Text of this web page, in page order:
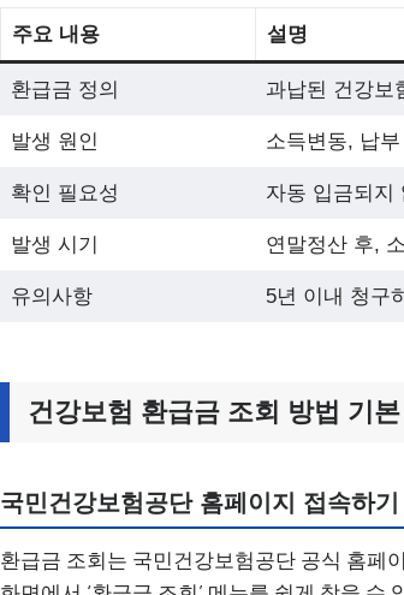
주요 내용 설명
환급금 정의 과납된 건강보
발생 원인 소득변동, 납
확인 필요성 자동 입금되지
발생 시기 연말정산 후,
유의사항 5년 이내 청구
건강보험 환급금 조회 방법 기본
국민건강보험공단 홈페이지 접속하기
환급금 조회는 국민건강보험공단 공식 홈